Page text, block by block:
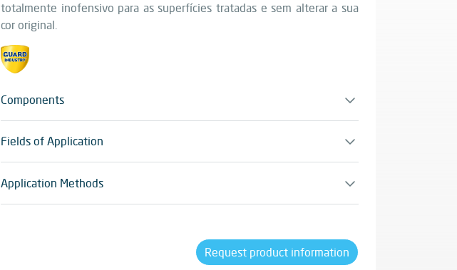
totalmente inofensivo para as superfícies tratadas e sem alterar a sua
cor original.
Components
Monocomponente
Fields of Application
Aplica-se no exterior sobre todo o tipo de materiais: tijolo, ardósia,
betão, fibrocimento, pedra natural, reboco, estuque, betume, alcatrão,
madeira, materiais compósitos ou sintéticos, vidro, tecido, entre outros.
gama de superfícies e elementos, como: Coberturas e telhados, Paredes
exteriores, Varandas e terraços, Fontes e elementos decorativos em
Application Methods
Pulverizador
Request product information